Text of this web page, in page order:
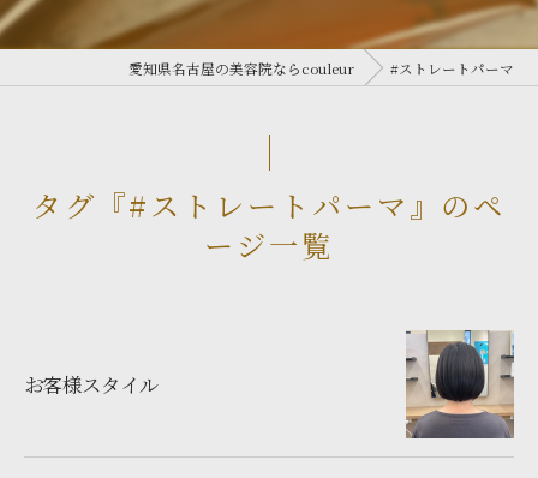
愛知県名古屋の美容院ならcouleur #ストレートパーマ
タグ『#ストレートパーマ』のペ
ージ一覧
お客様スタイル